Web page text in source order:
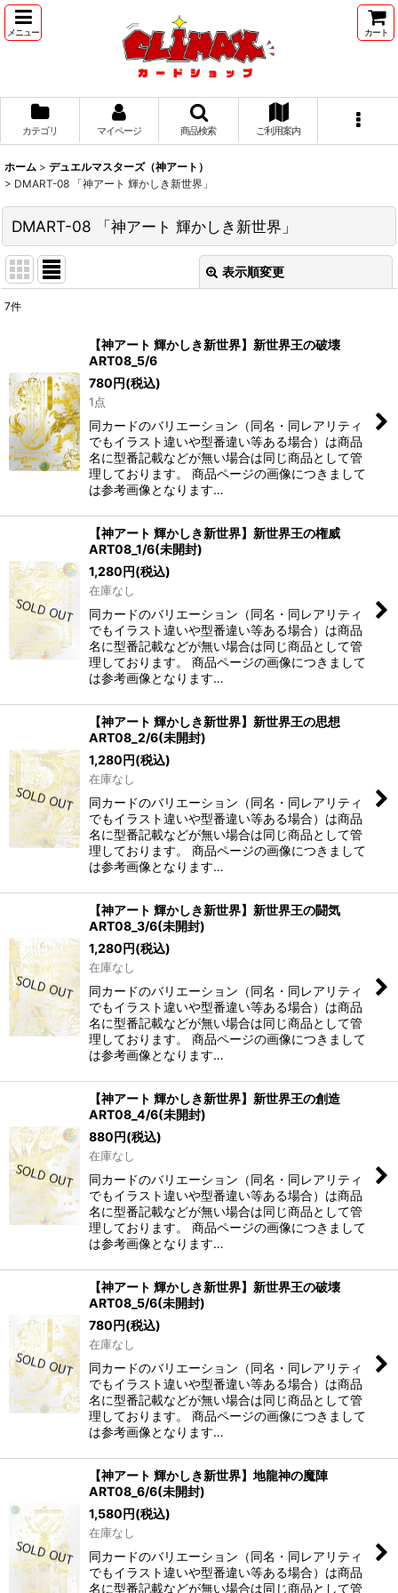
メニュー カート
カテゴリ マイページ 商品検索 ご利用案内
ホーム > デュエルマスターズ（神アート）
> DMART-08 「神アート 輝かしき新世界」
DMART-08 「神アート 輝かしき新世界」
表示順変更
並び順:
絞り込む
7件
【神アート 輝かしき新世界】新世界王の破壊
ART08_5/6
780円(税込)
1点
同カードのバリエーション（同名・同レアリティ
でもイラスト違いや型番違い等ある場合）は商品
名に型番記載などが無い場合は同じ商品として管
理しております。 商品ページの画像につきまして
は参考画像となります…
【神アート 輝かしき新世界】新世界王の権威
ART08_1/6(未開封)
1,280円(税込)
在庫なし
同カードのバリエーション（同名・同レアリティ
でもイラスト違いや型番違い等ある場合）は商品
名に型番記載などが無い場合は同じ商品として管
理しております。 商品ページの画像につきまして
は参考画像となります…
【神アート 輝かしき新世界】新世界王の思想
ART08_2/6(未開封)
1,280円(税込)
在庫なし
同カードのバリエーション（同名・同レアリティ
でもイラスト違いや型番違い等ある場合）は商品
名に型番記載などが無い場合は同じ商品として管
理しております。 商品ページの画像につきまして
は参考画像となります…
【神アート 輝かしき新世界】新世界王の闘気
ART08_3/6(未開封)
1,280円(税込)
在庫なし
同カードのバリエーション（同名・同レアリティ
でもイラスト違いや型番違い等ある場合）は商品
名に型番記載などが無い場合は同じ商品として管
理しております。 商品ページの画像につきまして
は参考画像となります…
【神アート 輝かしき新世界】新世界王の創造
ART08_4/6(未開封)
880円(税込)
在庫なし
同カードのバリエーション（同名・同レアリティ
でもイラスト違いや型番違い等ある場合）は商品
名に型番記載などが無い場合は同じ商品として管
理しております。 商品ページの画像につきまして
は参考画像となります…
【神アート 輝かしき新世界】新世界王の破壊
ART08_5/6(未開封)
780円(税込)
在庫なし
同カードのバリエーション（同名・同レアリティ
でもイラスト違いや型番違い等ある場合）は商品
名に型番記載などが無い場合は同じ商品として管
理しております。 商品ページの画像につきまして
は参考画像となります…
【神アート 輝かしき新世界】地龍神の魔陣
ART08_6/6(未開封)
1,580円(税込)
在庫なし
同カードのバリエーション（同名・同レアリティ
でもイラスト違いや型番違い等ある場合）は商品
名に型番記載などが無い場合は同じ商品として管